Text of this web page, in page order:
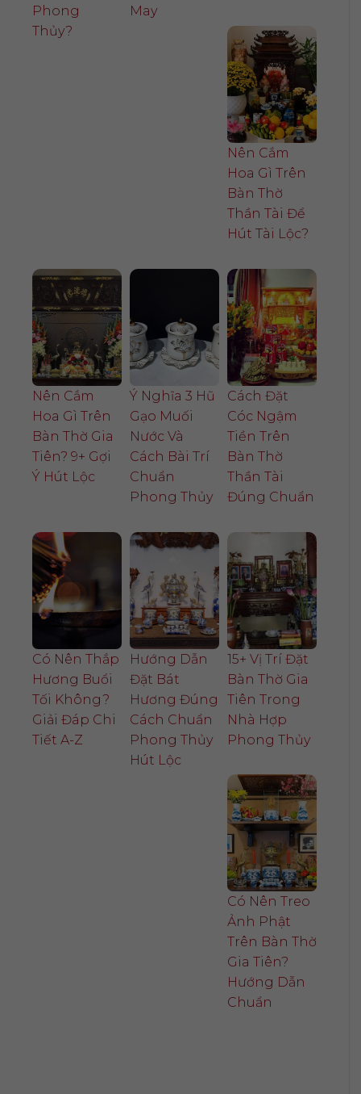
Phong
Thủy?
May
Nên Cắm
Hoa Gì Trên
Bàn Thờ
Thần Tài Để
Hút Tài Lộc?
Nên Cắm
Hoa Gì Trên
Bàn Thờ Gia
Tiên? 9+ Gợi
Ý Hút Lộc
Ý Nghĩa 3 Hũ
Gạo Muối
Nước Và
Cách Bài Trí
Chuẩn
Phong Thủy
Cách Đặt
Cóc Ngậm
Tiền Trên
Bàn Thờ
Thần Tài
Đúng Chuẩn
Có Nên Thắp
Hương Buổi
Tối Không?
Giải Đáp Chi
Tiết A-Z
Hướng Dẫn
Đặt Bát
Hương Đúng
Cách Chuẩn
Phong Thủy
Hút Lộc
15+ Vị Trí Đặt
Bàn Thờ Gia
Tiên Trong
Nhà Hợp
Phong Thủy
Có Nên Treo
Ảnh Phật
Trên Bàn Thờ
Gia Tiên?
Hướng Dẫn
Chuẩn